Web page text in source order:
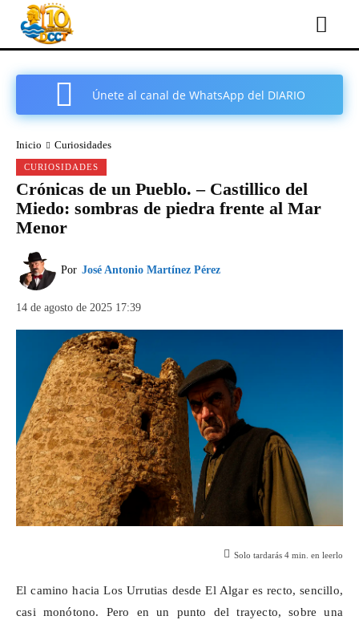
Únete al canal de WhatsApp del DIARIO
Inicio Curiosidades
CURIOSIDADES
Crónicas de un Pueblo. – Castillico del
Miedo: sombras de piedra frente al Mar
Menor
Por José Antonio Martínez Pérez
14 de agosto de 2025 17:39
Solo tardarás 4 min. en leerlo
El camino hacia Los Urrutias desde El Algar es recto, sencillo,
casi monótono. Pero en un punto del trayecto, sobre una